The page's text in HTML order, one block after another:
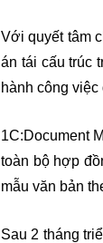
Với quyết tâm
án tái cấu trúc
hành công
1C:Document
toàn bộ hợp
mẫu văn bản
Sau 2 tháng